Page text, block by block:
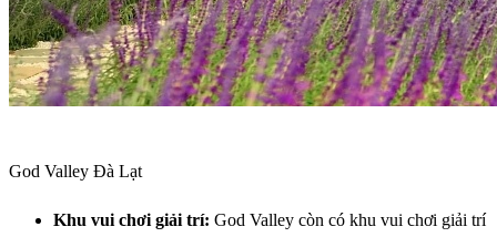
God Valley Đà Lạt
Khu vui chơi giải trí: God Valley còn có khu vui chơi giải trí